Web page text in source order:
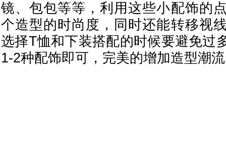
镜、包包等等，利用这些小配饰的
个造型的时尚度，同时还能转移视
选择T恤和下装搭配的时候要避免过
1-2种配饰即可，完美的增加造型潮